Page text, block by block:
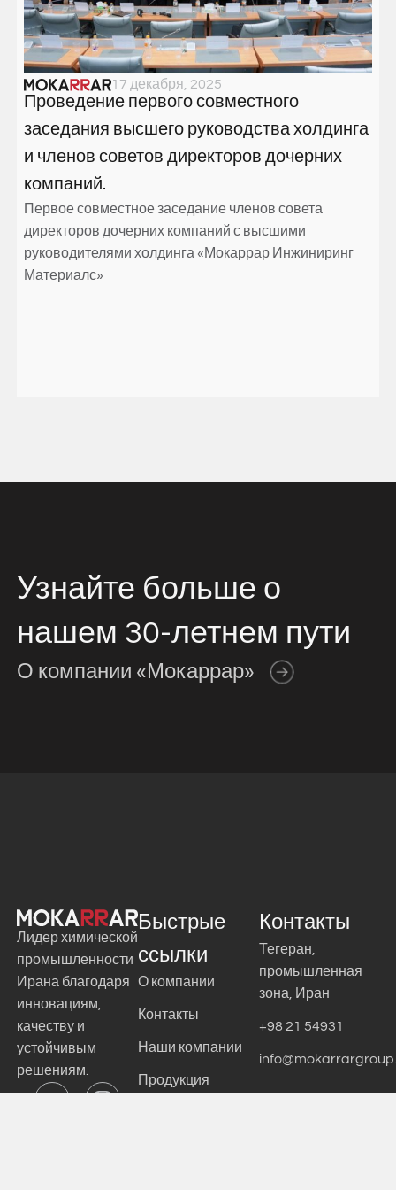
05
Членство в
Научно
технологическом
Членство в научно-
технологическом парке
провинции
Казвин (2022)
Ведущий экспортёр
07
Национальная
премия качества
Национальная премия в
области качества для
компании «Mokarrar
17 декабря, 2025
Проведение первого совместного
заседания высшего руководства холдинга
и членов советов директоров дочерних
компаний.
Первое совместное заседание членов совета
директоров дочерних компаний с высшими
руководителями холдинга «Мокаррар Инжиниринг
Материалс»
Узнайте больше о
нашем 30-летнем пути
О компании «Мокаррар»
Лидер химической
промышленности
Ирана благодаря
инновациям,
качеству и
устойчивым
решениям.
Быстрые
ссылки
О компании
Контакты
Наши компании
Продукция
Контакты
Тегеран,
промышленная
зона, Иран
+98 21 54931